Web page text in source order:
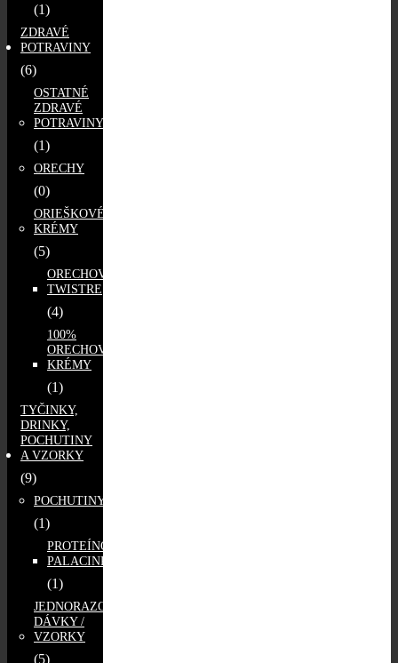
(1)
ZDRAVÉ
POTRAVINY
(6)
OSTATNÉ
ZDRAVÉ
POTRAVINY
(1)
ORECHY
(0)
ORIEŠKOVÉ
KRÉMY
(5)
ORECHOVÉ
TWISTRE
(4)
100%
ORECHOVÉ
KRÉMY
(1)
TYČINKY,
DRINKY,
POCHUTINY
A VZORKY
(9)
POCHUTINY
(1)
PROTEÍNOVÉ
PALACINKY
(1)
JEDNORAZOVÉ
DÁVKY /
VZORKY
(5)